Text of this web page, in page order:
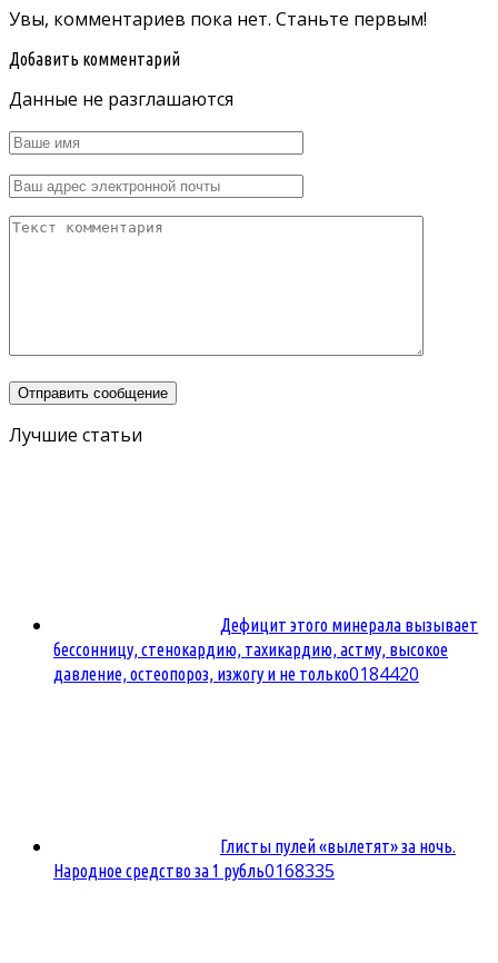
Увы, комментариев пока нет. Станьте первым!
Добавить комментарий
Данные не разглашаются
Лучшие статьи
Дефицит этого минерала вызывает
бессонницу, стенокардию, тахикардию, астму, высокое
давление, остеопороз, изжогу и не только0184420
Глисты пулей «вылетят» за ночь.
Народное средство за 1 рубль0168335